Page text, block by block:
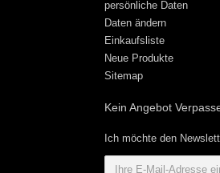
persönliche Daten
Daten ändern
Einkaufsliste
Neue Produkte
Sitemap
Kein Angebot
Ich möchte den